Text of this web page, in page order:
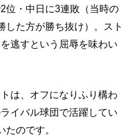
位・中日に3連敗（当時の
した方が勝ち抜け）。スト
逃すという屈辱を味わい
は、オフになりふり構わ
イバル球団で活躍してい
のです。